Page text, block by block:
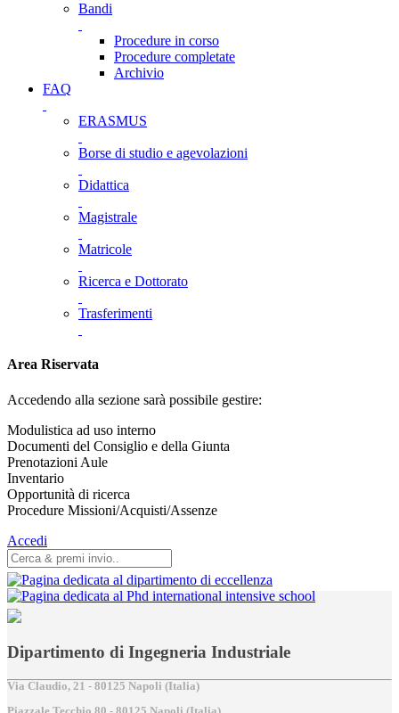
Bandi
Procedure in corso
Procedure completate
Archivio
FAQ
ERASMUS
Borse di studio e agevolazioni
Didattica
Magistrale
Matricole
Ricerca e Dottorato
Trasferimenti
Area Riservata
Accedendo alla sezione sarà possibile gestire:
Modulistica ad uso interno
Documenti del Consiglio e della Giunta
Prenotazioni Aule
Inventario
Opportunità di ricerca
Procedure Missioni/Acquisti/Assenze
Accedi
Dipartimento di Ingegneria Industriale
Via Claudio, 21 - 80125 Napoli (Italia)